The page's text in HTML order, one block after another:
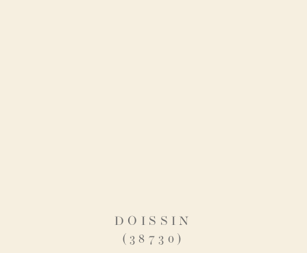
DOISSIN
(38730)